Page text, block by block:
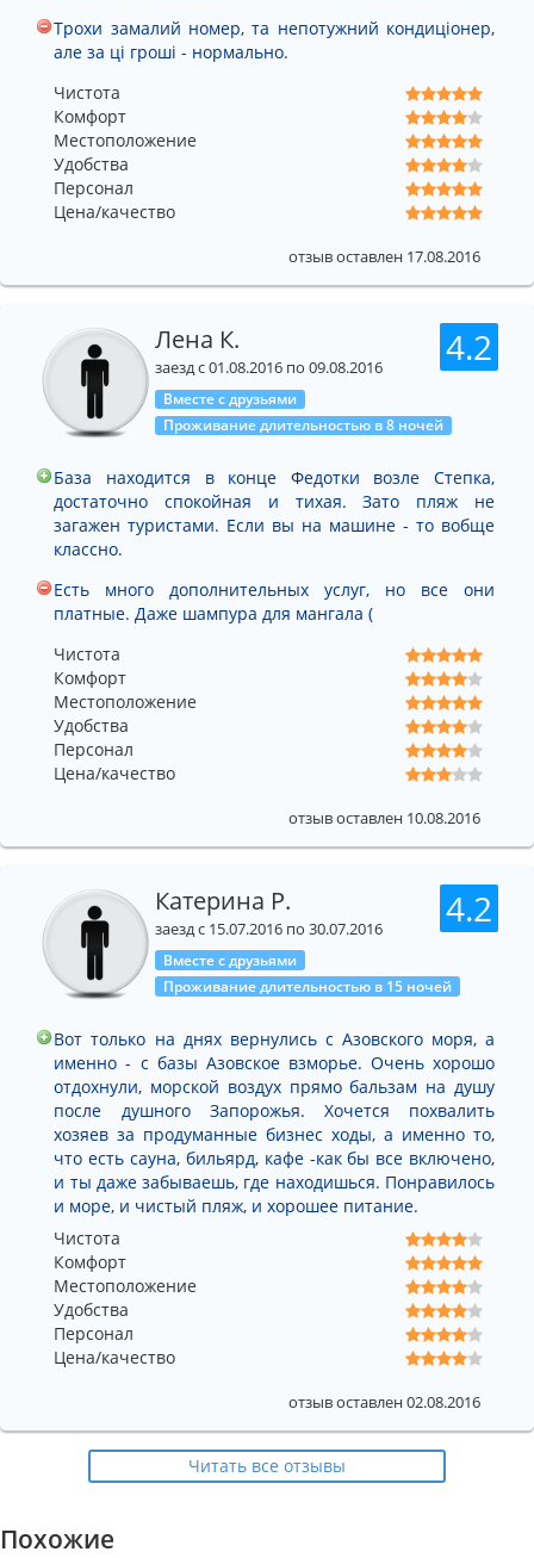
Трохи замалий номер, та непотужний кондиціонер,
але за ці гроші - нормально.
Чистота
Комфорт
Местоположение
Удобства
Персонал
Цена/качество
отзыв оставлен 17.08.2016
4.2
Лена К.
заезд с 01.08.2016 по 09.08.2016
Вместе с друзьями
Проживание длительностью в 8 ночей
База находится в конце Федотки возле Степка,
достаточно спокойная и тихая. Зато пляж не
загажен туристами. Если вы на машине - то вобще
классно.
Есть много дополнительных услуг, но все они
платные. Даже шампура для мангала (
Чистота
Комфорт
Местоположение
Удобства
Персонал
Цена/качество
отзыв оставлен 10.08.2016
4.2
Катерина Р.
заезд с 15.07.2016 по 30.07.2016
Вместе с друзьями
Проживание длительностью в 15 ночей
Вот только на днях вернулись с Азовского моря, а
именно - с базы Азовское взморье. Очень хорошо
отдохнули, морской воздух прямо бальзам на душу
после душного Запорожья. Хочется похвалить
хозяев за продуманные бизнес ходы, а именно то,
что есть сауна, бильярд, кафе -как бы все включено,
и ты даже забываешь, где находишься. Понравилось
и море, и чистый пляж, и хорошее питание.
Чистота
Комфорт
Местоположение
Удобства
Персонал
Цена/качество
отзыв оставлен 02.08.2016
Читать все отзывы
Похожие